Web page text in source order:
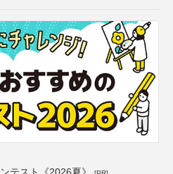
テスト《2026夏》